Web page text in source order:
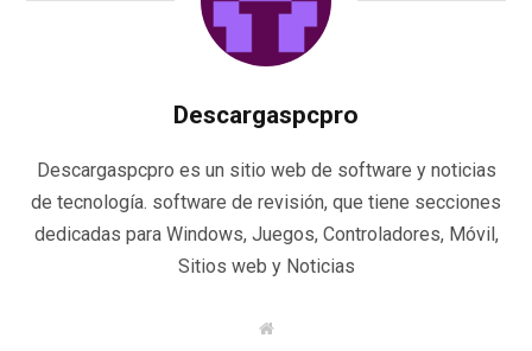
Descargaspcpro
Descargaspcpro es un sitio web de software y noticias
de tecnología. software de revisión, que tiene secciones
dedicadas para Windows, Juegos, Controladores, Móvil,
Sitios web y Noticias
W